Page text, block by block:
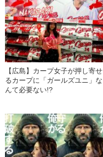
【広島】カープ女子が押し寄せ
るカープに「ガールズユニ」な
んて必要ない!?